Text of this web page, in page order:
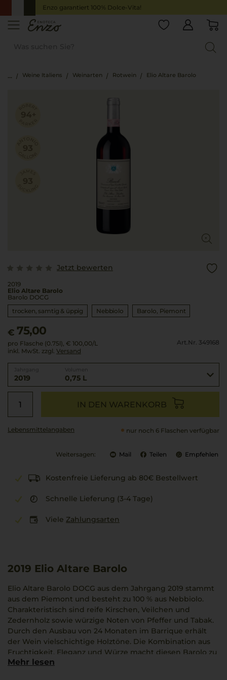
Enzo garantiert 100% Dolce-Vita!
Weine Italiens Weinarten Rotwein Elio Altare Barolo
Jetzt bewerten
2019
Elio Altare Barolo
Barolo DOCG
trocken, samtig & üppig
Nebbiolo Barolo Piemont
€ 75,00
pro Flasche (0.75l), € 100,00/L
inkl. MwSt. zzgl. Versand
Art.Nr. 349168
2019 0,75 L
IN DEN WARENKORB
Lebensmittel­angaben nur noch 6 Flaschen verfügbar
Weitersagen: Mail Teilen Empfehlen
Kostenfreie Lieferung ab 80€ Bestellwert
Schnelle Lieferung (3-4 Tage)
Viele Zahlungsarten
2019 Elio Altare Barolo
Elio Altare Barolo DOCG aus dem Jahrgang 2019 stammt
aus dem Piemont und besteht zu 100 % aus Nebbiolo.
Charakteristisch sind reife Kirschen, Veilchen und
Zedernholz sowie würzige Noten von Pfeffer und Tabak.
Durch den Ausbau von 24 Monaten im Barrique erhält
der Wein vielschichtige Holztöne. Die Kombination aus
Fruchtigkeit, Eleganz und Würze macht diesen Barolo zu
einem Beispiel hoher Qualität. Elio Altare legt großen
Mehr lesen